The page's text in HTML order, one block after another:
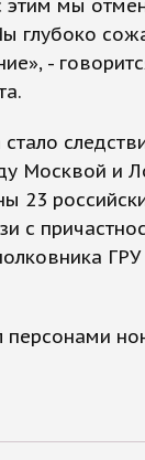
этим мы
глубоко
-
Москвой и
23
с
ГРУ